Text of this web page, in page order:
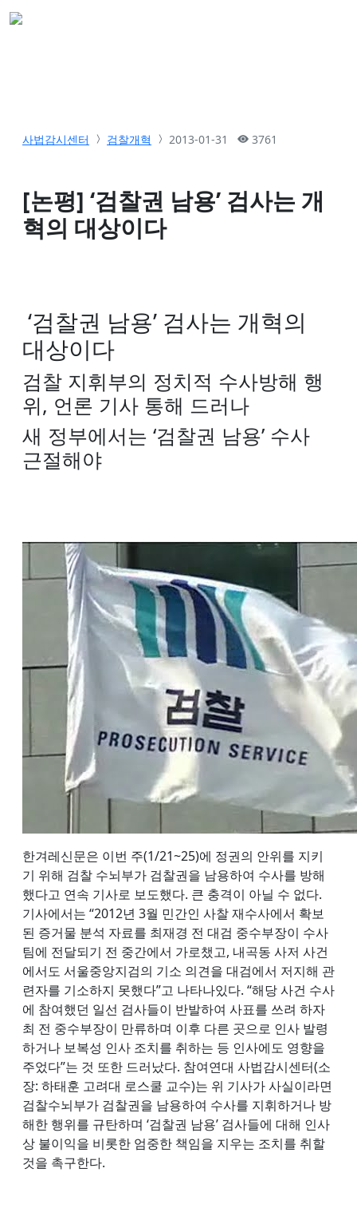
사법감시센터 검찰개혁 2013-01-31 3761
[논평] ‘검찰권 남용’ 검사는 개
혁의 대상이다
‘검찰권 남용’ 검사는 개혁의
대상이다
검찰 지휘부의 정치적 수사방해 행
위, 언론 기사 통해 드러나
새 정부에서는 ‘검찰권 남용’ 수사
근절해야
한겨레신문은 이번 주(1/21~25)에 정권의 안위를 지키
기 위해 검찰 수뇌부가 검찰권을 남용하여 수사를 방해
했다고 연속 기사로 보도했다. 큰 충격이 아닐 수 없다.
기사에서는 “2012년 3월 민간인 사찰 재수사에서 확보
된 증거물 분석 자료를 최재경 전 대검 중수부장이 수사
팀에 전달되기 전 중간에서 가로챘고, 내곡동 사저 사건
에서도 서울중앙지검의 기소 의견을 대검에서 저지해 관
련자를 기소하지 못했다”고 나타나있다. “해당 사건 수사
에 참여했던 일선 검사들이 반발하여 사표를 쓰려 하자
최 전 중수부장이 만류하며 이후 다른 곳으로 인사 발령
하거나 보복성 인사 조치를 취하는 등 인사에도 영향을
주었다”는 것 또한 드러났다. 참여연대 사법감시센터(소
장: 하태훈 고려대 로스쿨 교수)는 위 기사가 사실이라면
검찰수뇌부가 검찰권을 남용하여 수사를 지휘하거나 방
해한 행위를 규탄하며 ‘검찰권 남용’ 검사들에 대해 인사
상 불이익을 비롯한 엄중한 책임을 지우는 조치를 취할
것을 촉구한다.